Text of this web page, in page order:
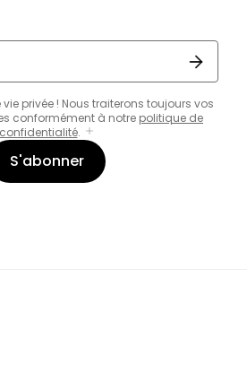
privée ! Nous traiterons toujours vos
conformément à notre politique de
confidentialité.
S'abonner